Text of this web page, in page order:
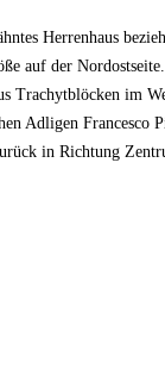
Herrenhaus
auf der
Trachytblöcken im
Adligen
in Richtung